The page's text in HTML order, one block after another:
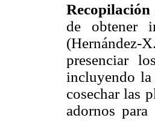
de obtener
(Hernández-
presenciar
incluyendo la
cosechar las
adornos